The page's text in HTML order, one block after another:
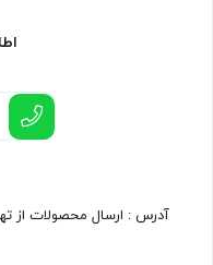
آدرس : ارسال محصولات از